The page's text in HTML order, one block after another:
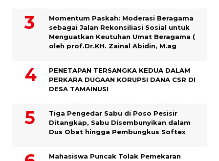
Momentum Paskah: Moderasi Beragama
sebagai Jalan Rekonsiliasi Sosial untuk
Menguatkan Keutuhan Umat Beragama (
oleh prof.Dr.KH. Zainal Abidin, M.ag
PENETAPAN TERSANGKA KEDUA DALAM
PERKARA DUGAAN KORUPSI DANA CSR DI
DESA TAMAINUSI
Tiga Pengedar Sabu di Poso Pesisir
Ditangkap, Sabu Disembunyikan dalam
Dus Obat hingga Pembungkus Softex
Mahasiswa Puncak Tolak Pemekaran